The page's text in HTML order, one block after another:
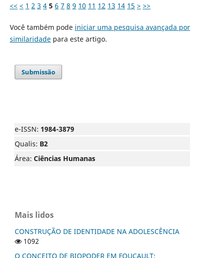
<< < 1 2 3 4 5 6 7 8 9 10 11 12 13 14 15 > >>
Você também pode iniciar uma pesquisa avançada por
similaridadepara este artigo.
Submissão
e-ISSN: 1984-3879
Qualis: B2
Área: Ciências Humanas
Mais lidos
CONSTRUÇÃO DE IDENTIDADE NA ADOLESCÊNCIA
1092
O CONCEITO DE BIOPODER EM FOUCAULT: